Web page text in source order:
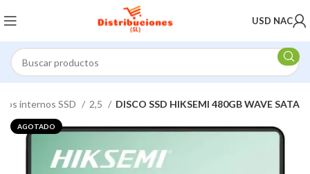
USD NAC
internos SSD 2,5 DISCO SSD HIKSEMI 480GB WAVE SATA
AGOTADO